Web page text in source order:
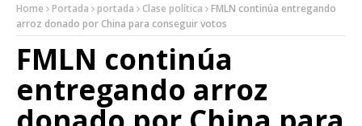
Home Portada portada Clase política
FMLN continúa entregando
arroz donado por China para conseguir votos
FMLN continúa
entregando arroz